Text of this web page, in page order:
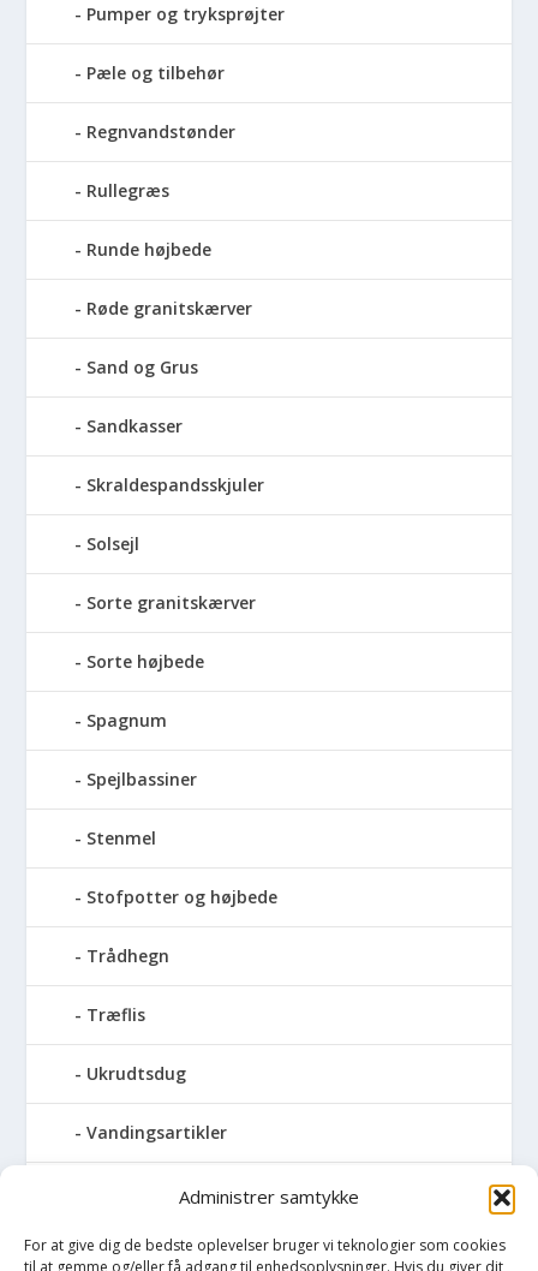
Administrer samtykke
For at give dig de bedste oplevelser bruger vi teknologier som cookies
Pumper og tryksprøjter
Pæle og tilbehør
Regnvandstønder
Rullegræs
Runde højbede
Røde granitskærver
Sand og Grus
Sandkasser
Skraldespandsskjuler
Solsejl
Sorte granitskærver
Sorte højbede
Spagnum
Spejlbassiner
Stenmel
Stofpotter og højbede
Trådhegn
Træflis
Ukrudtsdug
Vandingsartikler
Vandslanger
Vildthegn